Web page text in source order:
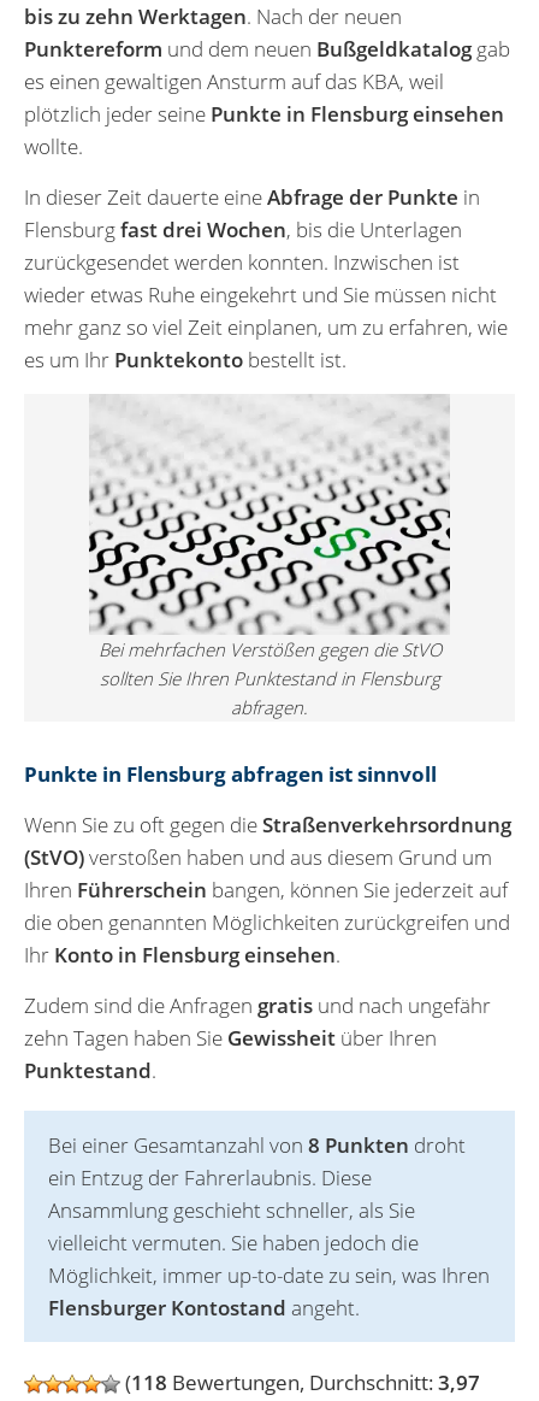
bis zu zehn Werktagen. Nach der neuen
Punktereform und dem neuen Bußgeldkataloggab
es einen gewaltigen Ansturm auf das KBA, weil
plötzlich jeder seine Punkte in Flensburg einsehen
wollte.
In dieser Zeit dauerte eineAbfrage der Punkte in
Flensburgfast drei Wochen, bis die Unterlagen
zurückgesendet werden konnten. Inzwischen ist
wieder etwas Ruhe eingekehrt und Sie müssen nicht
mehr ganz so viel Zeit einplanen, um zu erfahren, wie
es um Ihr Punktekonto bestellt ist.
Bei mehrfachen Verstößen gegen die StVO
sollten Sie Ihren Punktestand in Flensburg
abfragen.
Punkte in Flensburg abfragen ist sinnvoll
Wenn Sie zu oft gegen dieStraßenverkehrsordnung
(StVO)verstoßen haben und aus diesem Grund um
Ihren Führerschein bangen, können Sie jederzeit auf
die oben genannten Möglichkeiten zurückgreifen und
Ihr Konto in Flensburg einsehen.
Zudem sind die Anfragen gratis und nach ungefähr
zehn Tagen haben Sie Gewissheit über Ihren
Punktestand.
Bei einer Gesamtanzahl von 8 Punkten droht
ein Entzug der Fahrerlaubnis. Diese
Ansammlung geschieht schneller, als Sie
vielleicht vermuten. Sie haben jedoch die
Möglichkeit, immer up-to-date zu sein, was Ihren
Flensburger Kontostand angeht.
(118 Bewertungen, Durchschnitt:3,97